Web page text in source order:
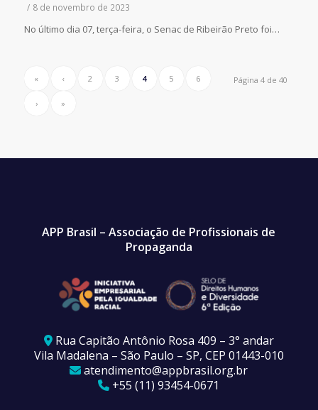
/ 8 de novembro de 2023
No último dia 07, terça-feira, o Senac de Ribeirão Preto foi…
Página 4 de 40
« ‹ 2 3 4 5 6
› »
APP Brasil – Associação de Profissionais de
Propaganda
Rua Capitão Antônio Rosa 409 – 3° andar
Vila Madalena – São Paulo – SP, CEP 01443-010
atendimento@appbrasil.org.br
+55 (11) 93454-0671